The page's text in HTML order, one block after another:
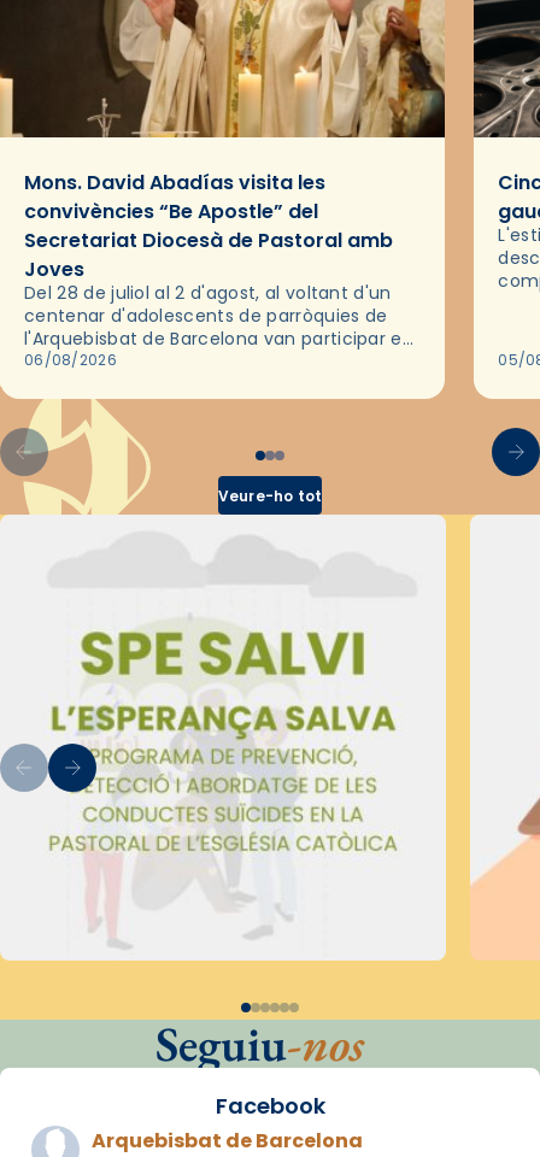
Mons. David Abadías visita les
convivències “Be Apostle” del
Secretariat Diocesà de Pastoral amb
Joves
Del 28 de juliol al 2 d'agost, al voltant d'un
centenar d'adolescents de parròquies de
l'Arquebisbat de Barcelona van participar en
les convivències Be Apostle, organitzades
06/08/2026 05/
Veure-ho tot
Seguiu-nos
Facebook
Arquebisbat de Barcelona